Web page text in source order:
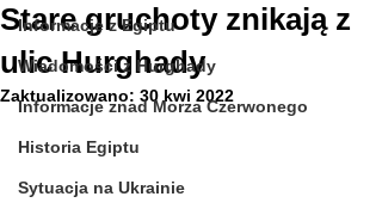
Informacje z Egiptu
Wiadomości z Hurghady
Informacje znad Morza Czerwonego
Historia Egiptu
Sytuacja na Ukrainie
Stare gruchoty znikają z
ulic Hurghady
Zaktualizowano: 30 kwi 2022